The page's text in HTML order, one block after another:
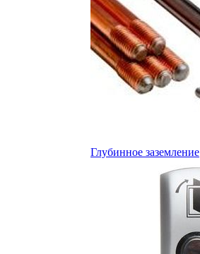
Глубинное заземление